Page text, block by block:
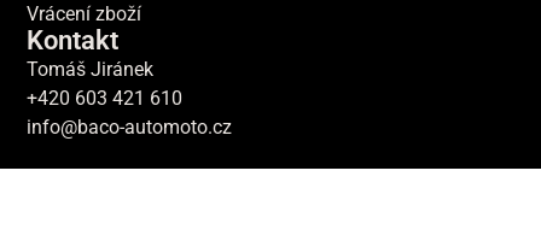
Vrácení zboží
Kontakt
Tomáš Jiránek
+420 603 421 610
info@baco-automoto.cz